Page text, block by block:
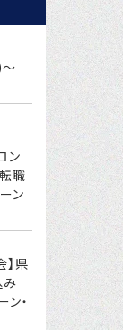
ン
職
ン
】県
み
ン・